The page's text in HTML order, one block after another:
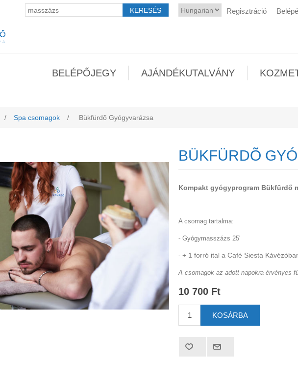
Regisztráció
BELÉPŐJEGY AJÁNDÉKUTALVÁNY
/ Spa csomagok / Bükfürdõ Gyógyvarázsa
BÜKFÜRDÕ
Kompakt gyógyprogram Bükfürdő
A csomag tartalma:
- Gyógymasszázs 25'
-+ 1 forró ital a Café Siesta
A csomagok az adott napokra érvényes
10 700 Ft